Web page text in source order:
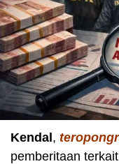
Kendal,
pemberitaan